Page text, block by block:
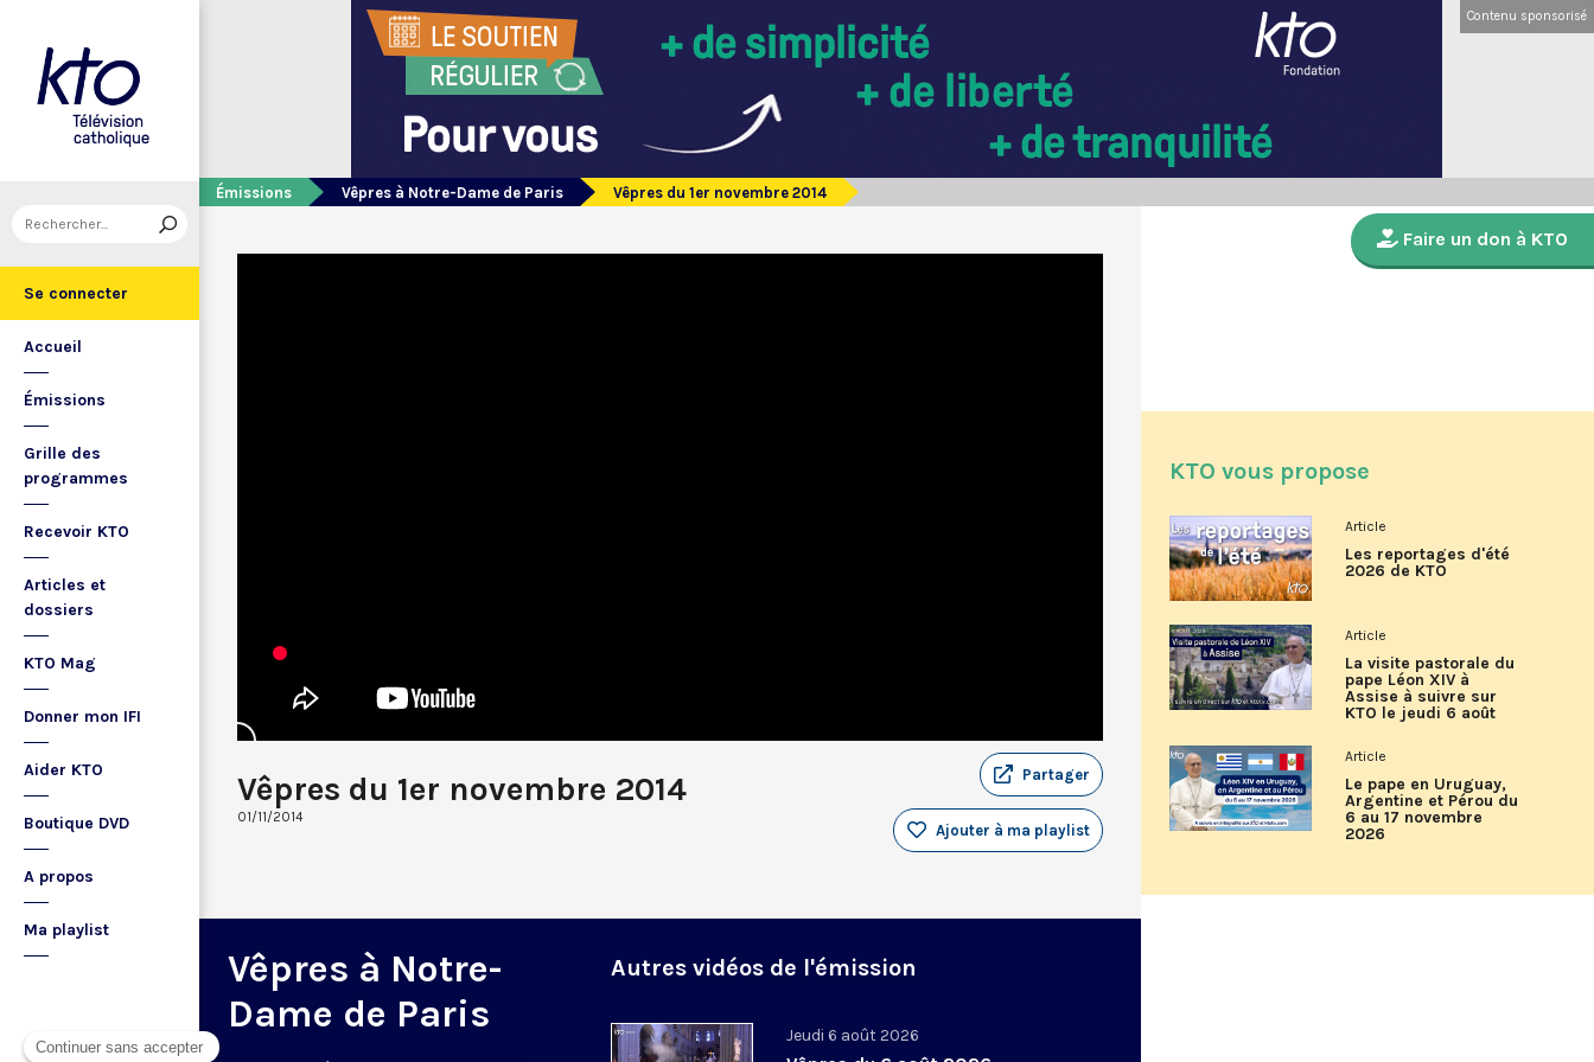
Se connecter
Accueil
Émissions
Grille des
programmes
Recevoir KTO
Articles et
dossiers
KTO Mag
Donner mon IFI
Aider KTO
Boutique DVD
A propos
Ma playlist
Contenu sponsorisé
Émissions Vêpres à Notre-Dame de Paris Vêpres du 1er novembre 2014
Vêpres du 1er novembre 2014
01/11/2014
Partager
Ajouter à ma playlist
Vêpres à Notre-
Dame de Paris
Autres vidéos de l'émission
Jeudi 6 août 2026
Faire un don à KTO
KTO vous propose
Article
Les reportages d'été
2026 de KTO
Article
La visite pastorale du
pape Léon XIV à
Assise à suivre sur
KTO le jeudi 6 août
Article
Le pape en Uruguay,
Argentine et Pérou du
6 au 17 novembre
2026